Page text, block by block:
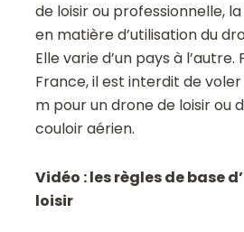
de loisir ou professionnelle,
en matière d’utilisation du
Elle varie d’un pays à
France, il est interdit de voler
m pour un drone de loisir ou
couloir aérien.
Vidéo : les règles de base
loisir